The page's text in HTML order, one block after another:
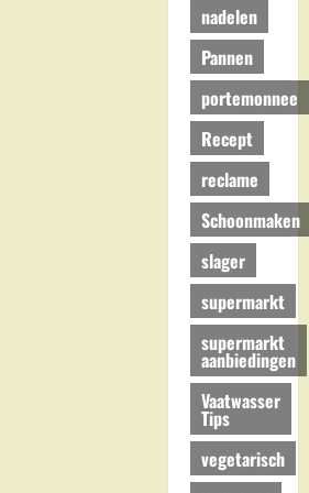
nadelen
Pannen
portemonnee
Recept
reclame
Schoonmaken
slager
supermarkt
supermarkt
aanbiedingen
Vaatwasser
Tips
vegetarisch